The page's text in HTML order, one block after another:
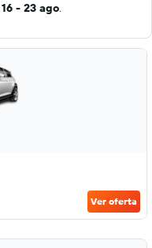
16 - 23 ago.
Ver oferta